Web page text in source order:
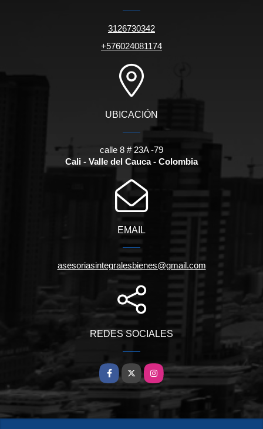
3126730342
+576024081174
UBICACIÓN
calle 8 # 23A -79
Cali - Valle del Cauca - Colombia
EMAIL
asesoriasintegralesbienes@gmail.com
REDES SOCIALES
Facebook
X Instagram